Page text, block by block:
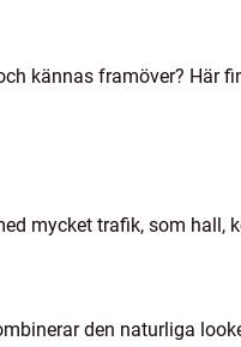
kännas framöver? Här
mycket trafik, som hall,
den naturliga